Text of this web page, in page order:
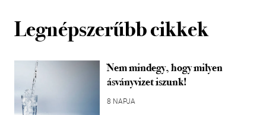
Legnépszerűbb cikkek
Nem mindegy, hogy milyen
ásványvizet iszunk!
8 NAPJA